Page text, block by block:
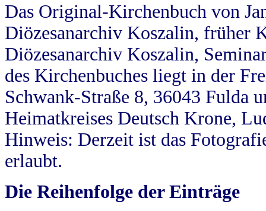
Das Original-Kirchenbuch von
Diözesanarchiv Koszalin, früher
Diözesanarchiv Koszalin,
des Kirchenbuches liegt in der
Schwank-Straße 8, 36043 Fulda
Heimatkreises Deutsch Krone,
Hinweis: Derzeit ist das
erlaubt.
Die Reihenfolge der Einträge